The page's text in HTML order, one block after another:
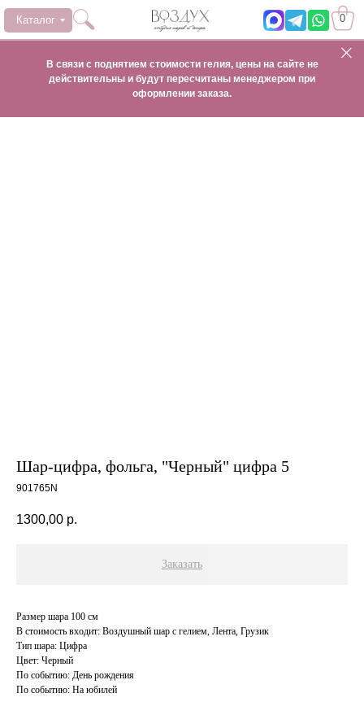
0
Каталог
В связи с поднятием стоимости гелия, цены на сайте не
действительны и будут пересчитаны менеджером при
оформлении заказа.
Шар-цифра, фольга, "Черный" цифра 5
901765N
1300,00 р.
Заказать
Размер шара 100 см
В стоимость входит: Воздушный шар с гелием, Лента, Грузик
Тип шара: Цифра
Цвет: Черный
По событию: День рождения
По событию: На юбилей